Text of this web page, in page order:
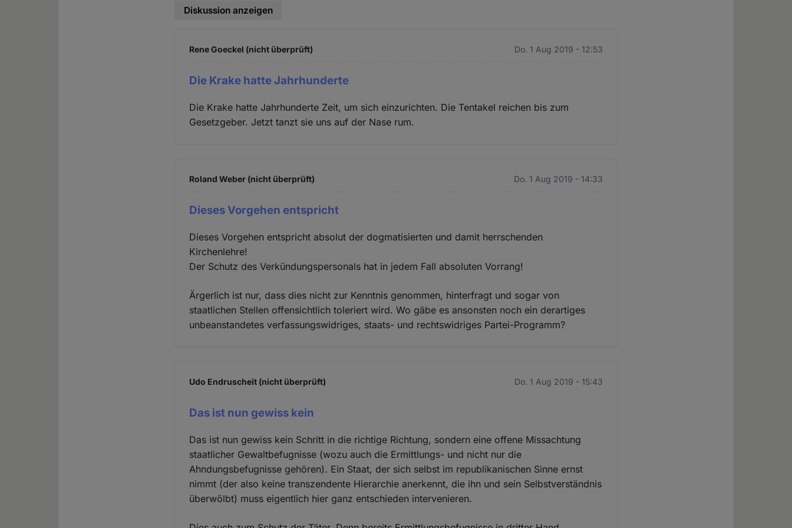
Diskussion anzeigen
Rene Goeckel (nicht überprüft) Do. 1 Aug 2019 - 12:53
Die Krake hatte Jahrhunderte
Die Krake hatte Jahrhunderte Zeit, um sich einzurichten. Die Tentakel reichen bis zum
Gesetzgeber. Jetzt tanzt sie uns auf der Nase rum.
Roland Weber (nicht überprüft) Do. 1 Aug 2019 - 14:33
Dieses Vorgehen entspricht
Dieses Vorgehen entspricht absolut der dogmatisierten und damit herrschenden
Kirchenlehre!
Der Schutz des Verkündungspersonals hat in jedem Fall absoluten Vorrang!
Ärgerlich ist nur, dass dies nicht zur Kenntnis genommen, hinterfragt und sogar von
staatlichen Stellen offensichtlich toleriert wird. Wo gäbe es ansonsten noch ein derartiges
unbeanstandetes verfassungswidriges, staats- und rechtswidriges Partei-Programm?
Udo Endruscheit (nicht überprüft) Do. 1 Aug 2019 - 15:43
Das ist nun gewiss kein
Das ist nun gewiss kein Schritt in die richtige Richtung, sondern eine offene Missachtung
staatlicher Gewaltbefugnisse (wozu auch die Ermittlungs- und nicht nur die
Ahndungsbefugnisse gehören). Ein Staat, der sich selbst im republikanischen Sinne ernst
nimmt (der also keine transzendente Hierarchie anerkennt, die ihn und sein Selbstverständnis
überwölbt) muss eigentlich hier ganz entschieden intervenieren.